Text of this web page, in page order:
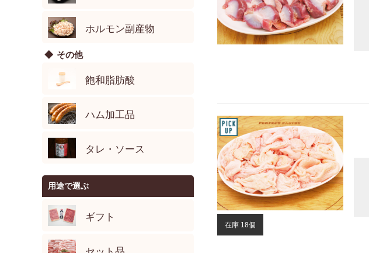
在庫 18個
ホルモン副産物
その他
飽和脂肪酸
ハム加工品
タレ・ソース
用途で選ぶ
ギフト